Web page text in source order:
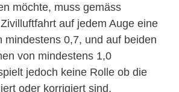
möchte, muss gemäss
auf jedem Auge eine
mindestens 0,7, und auf beiden
von mindestens 1,0
jedoch keine Rolle ob die
oder korrigiert sind.